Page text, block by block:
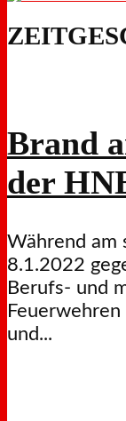
Brand
der
Während am
8.1.2022
Berufs- und
und...